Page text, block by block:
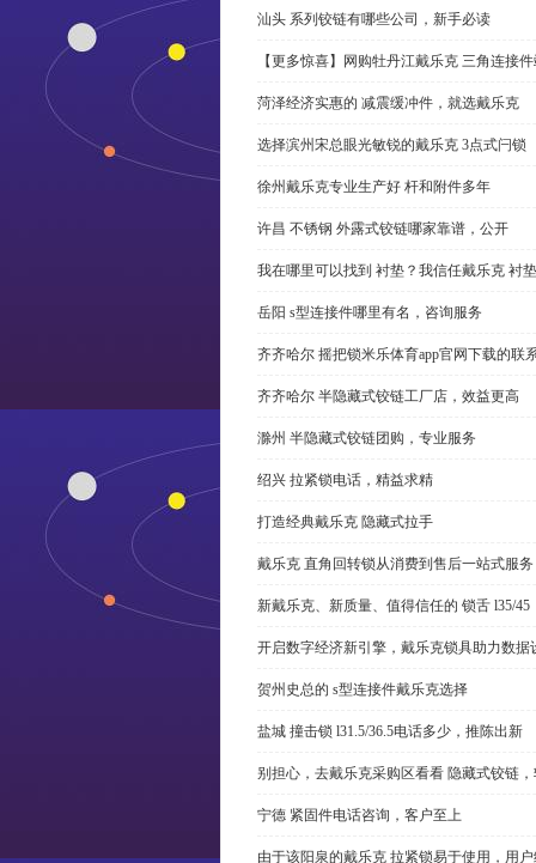
汕头 系列铰链有哪些公司，新手必读
【更多惊喜】网购牡丹江戴乐克 三角连接
菏泽经济实惠的 减震缓冲件，就选戴乐克
选择滨州宋总眼光敏锐的戴乐克 3点式闩锁
徐州戴乐克专业生产好 杆和附件多年
许昌 不锈钢 外露式铰链哪家靠谱，公开
我在哪里可以找到 衬垫？我信任戴乐克 衬
岳阳 s型连接件哪里有名，咨询服务
齐齐哈尔 摇把锁米乐体育app官网下载的联
齐齐哈尔 半隐藏式铰链工厂店，效益更高
滁州 半隐藏式铰链团购，专业服务
绍兴 拉紧锁电话，精益求精
打造经典戴乐克 隐藏式拉手
戴乐克 直角回转锁从消费到售后一站式服务
新戴乐克、新质量、值得信任的 锁舌 l35/45
开启数字经济新引擎，戴乐克锁具助力数据
贺州史总的 s型连接件戴乐克选择
盐城 撞击锁 l31.5/36.5电话多少，推陈出新
别担心，去戴乐克采购区看看 隐藏式铰链
宁德 紧固件电话咨询，客户至上
由于该阳泉的戴乐克 拉紧锁易于使用，用